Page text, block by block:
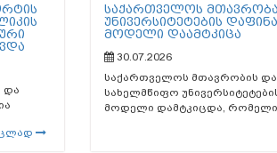
და
საქართველოს
უნივერსიტეტების
მოდელი დაამტკიცა
30.07.2026
საქართველოს მთავრობის
სახელმწიფო
მოდელი დამტკიცდა,